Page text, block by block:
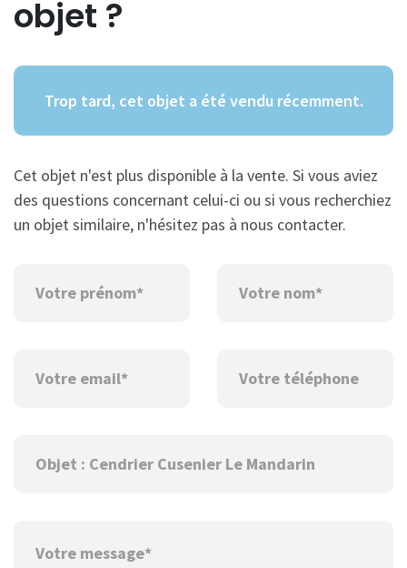
objet ?
Trop tard, cet objet a été vendu récemment.
Cet objet n'est plus disponible à la vente. Si vous aviez
des questions concernant celui-ci ou si vous recherchiez
un objet similaire, n'hésitez pas à nous contacter.